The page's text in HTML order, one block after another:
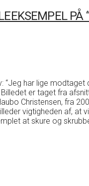
PÅ
har lige modtaget
er taget fra
Christensen, fra
vigtigheden af, at
at skure og